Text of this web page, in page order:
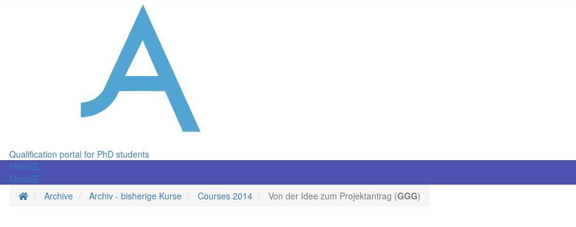
Qualification portal for PhD students
Menü
Menü
Homepage
Archive Archiv - bisherige Kurse Courses 2014 Von der Idee zum Projektantrag (GGG)